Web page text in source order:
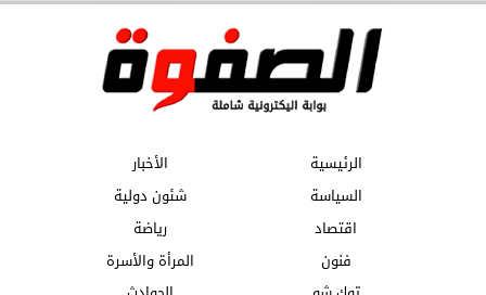
الرئيسية
الأخبار
السياسة
شئون دولية
اقتصاد
رياضة
فنون
المرأة والأسرة